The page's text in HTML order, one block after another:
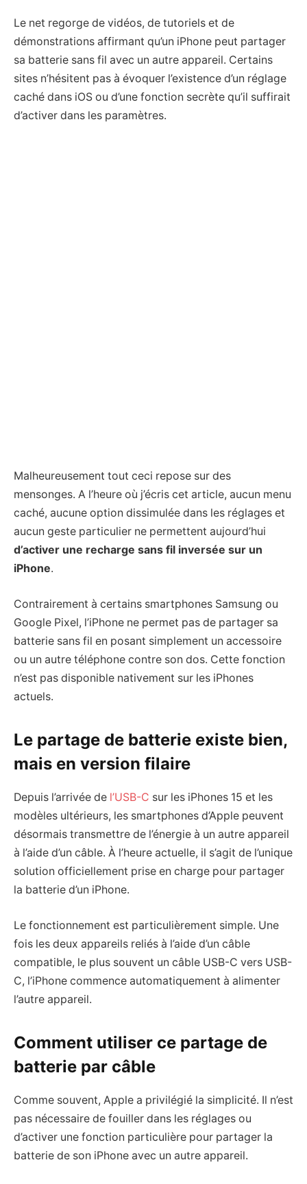
Le net regorge de vidéos, de tutoriels et de
démonstrations affirmant qu’un iPhone peut partager
sa batterie sans fil avec un autre appareil. Certains
sites n’hésitent pas à évoquer l’existence d’un réglage
caché dans iOS ou d’une fonction secrète qu’il suffirait
d’activer dans les paramètres.
Malheureusement tout ceci repose sur des
mensonges. A l’heure où j’écris cet article, aucun menu
caché, aucune option dissimulée dans les réglages et
aucun geste particulier ne permettent aujourd’hui
d’activer une recharge sans fil inversée sur un
iPhone.
Contrairement à certains smartphones Samsung ou
Google Pixel, l’iPhone ne permet pas de partager sa
batterie sans fil en posant simplement un accessoire
ou un autre téléphone contre son dos. Cette fonction
n’est pas disponible nativement sur les iPhones
actuels.
Le partage de batterie existe bien,
mais en version filaire
Depuis l’arrivée de l’USB-C sur les iPhones 15 et les
modèles ultérieurs, les smartphones d’Apple peuvent
désormais transmettre de l’énergie à un autre appareil
à l’aide d’un câble. À l’heure actuelle, il s’agit de l’unique
solution officiellement prise en charge pour partager
la batterie d’un iPhone.
Le fonctionnement est particulièrement simple. Une
fois les deux appareils reliés à l’aide d’un câble
compatible, le plus souvent un câble USB-C vers USB-
C, l’iPhone commence automatiquement à alimenter
l’autre appareil.
Comment utiliser ce partage de
batterie par câble
Comme souvent, Apple a privilégié la simplicité. Il n’est
pas nécessaire de fouiller dans les réglages ou
d’activer une fonction particulière pour partager la
batterie de son iPhone avec un autre appareil.